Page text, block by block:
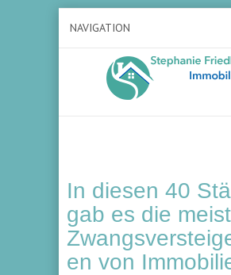
In diesen 40
gab es die
en von